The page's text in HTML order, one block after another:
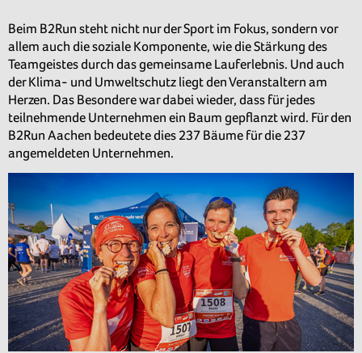
Beim B2Run steht nicht nur der Sport im Fokus, sondern vor
allem auch die soziale Komponente, wie die Stärkung des
Teamgeistes durch das gemeinsame Lauferlebnis. Und auch
der Klima- und Umweltschutz liegt den Veranstaltern am
Herzen. Das Besondere war dabei wieder, dass für jedes
teilnehmende Unternehmen ein Baum gepflanzt wird. Für den
B2Run Aachen bedeutete dies 237 Bäume für die 237
angemeldeten Unternehmen.